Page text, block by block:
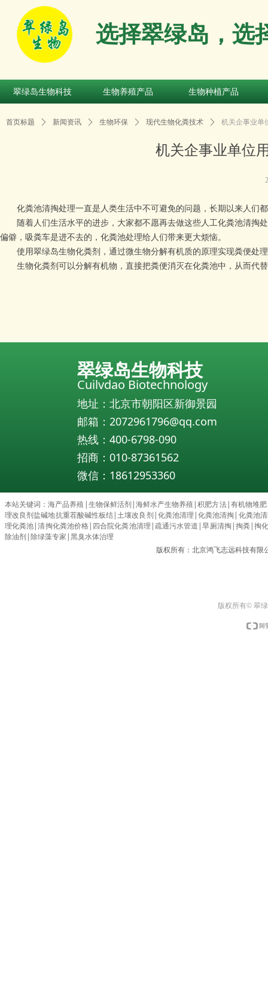
选择翠绿岛，选
翠绿岛生物科技 生物养殖产品 生物种植产品
机关企事业单位
首页标题 ꄲ 新闻资讯 ꄲ 生物环保 ꄲ 现代生物化粪技术 ꄲ 机关企事业单
化粪池清掏处理一直是人类生活中不可避免的问题，长期以来人们
随着人们生活水平的进步，大家都不愿再去做这些人工化粪池清掏
偏僻，吸粪车是进不去的，化粪池处理给人们带来更大烦恼。
使用翠绿岛生物化粪剂，通过微生物分解有机质的原理实现粪便处
生物化粪剂可以分解有机物，直接把粪便消灭在化粪池中，从而代
翠绿岛生物科技
Cuilvdao Biotechnology
地址：北京市朝阳区新御景园
邮箱：2072961796@qq.com
热线：400-6798-090
招商：010-87361562
微信：18612953360
本站关键词：海产品养殖 |生物保鲜活剂|海鲜水产生物养殖 |积肥方法|有机物堆肥
理改良剂盐碱地抗重茬酸碱性板结|土壤改良剂|化粪池清理 |化粪池清掏 | 化粪池
理化粪池|清掏化粪池价格| 四合院化粪池清理 |疏通污水管道 |旱厕清掏 |掏粪|掏
除油剂|除绿藻专家 |黑臭水体治理
版权所有：北京鸿飞志远科技有
版权所有© 翠